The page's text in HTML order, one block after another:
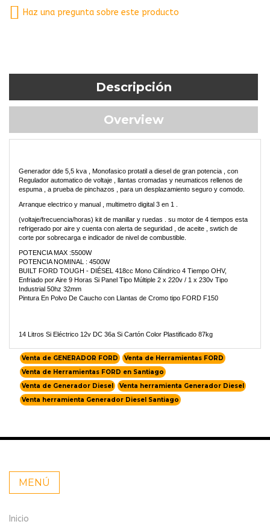
Haz una pregunta sobre este producto
Descripción
Overview
Generador dde 5,5 kva , Monofasico protatil a diesel de gran potencia , con
Regulador automatico de voltaje , llantas cromadas y neumaticos rellenos de
espuma , a prueba de pinchazos , para un desplazamiento seguro y comodo.
Arranque electrico y manual , multimetro digital 3 en 1 .
(voltaje/frecuencia/horas) kit de manillar y ruedas . su motor de 4 tiempos esta
refrigerado por aire y cuenta con alerta de seguridad , de aceite , swtich de
corte por sobrecarga e indicador de nivel de combustible.
POTENCIA MAX :5500W
POTENCIA NOMINAL : 4500W
BUILT FORD TOUGH - DIÉSEL 418cc Mono Cilíndrico 4 Tiempo OHV,
Enfriado por Aire 9 Horas Si Panel Tipo Múltiple 2 x 220v / 1 x 230v Tipo
Industrial 50hz 32mm
Pintura En Polvo De Caucho con Llantas de Cromo tipo FORD F150
14 Litros Si Eléctrico 12v DC 36a Si Cartón Color Plastificado 87kg
Venta de GENERADOR FORD
Venta de Herramientas FORD
Venta de Herramientas FORD en Santiago
Venta de Generador Diesel
Venta herramienta Generador Diesel
Venta herramienta Generador Diesel Santiago
MENÚ
Inicio